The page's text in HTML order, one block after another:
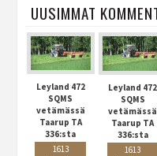
UUSIMMAT
Leyland 472
SQMS
vetämässä
Taarup TA
336:sta
1613
Leyland 472
SQMS
vetämässä
Taarup TA
336:sta
1613